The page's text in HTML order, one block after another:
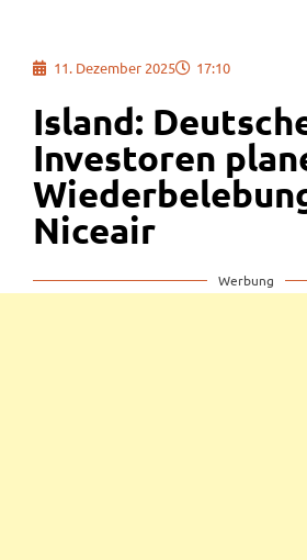
11. Dezember 2025 17:10
Island:
Investoren
Niceair
Werbung